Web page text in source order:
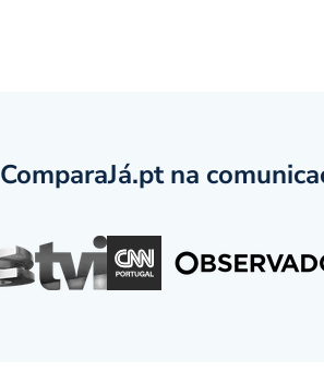
ComparaJá.pt na